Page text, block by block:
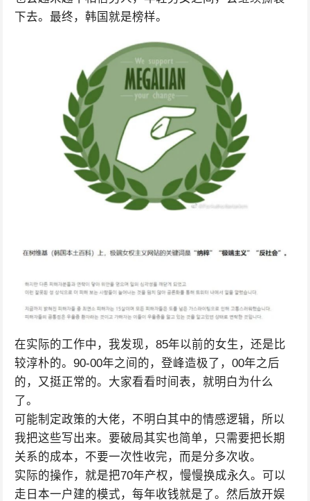
下去。最终，韩国就是榜样。
在实际的工作中，我发现，85年以前的女生，还是比
较淳朴的。90-00年之间的，登峰造极了，00年之后
的，又挺正常的。大家看看时间表，就明白为什么
了。
可能制定政策的大佬，不明白其中的情感逻辑，所以
我把这些写出来。要破局其实也简单，只需要把长期
关系的成本，不要一次性收完，而是分多次收。
实际的操作，就是把70年产权，慢慢换成永久。可以
走日本一户建的模式，每年收钱就是了。然后放开娱